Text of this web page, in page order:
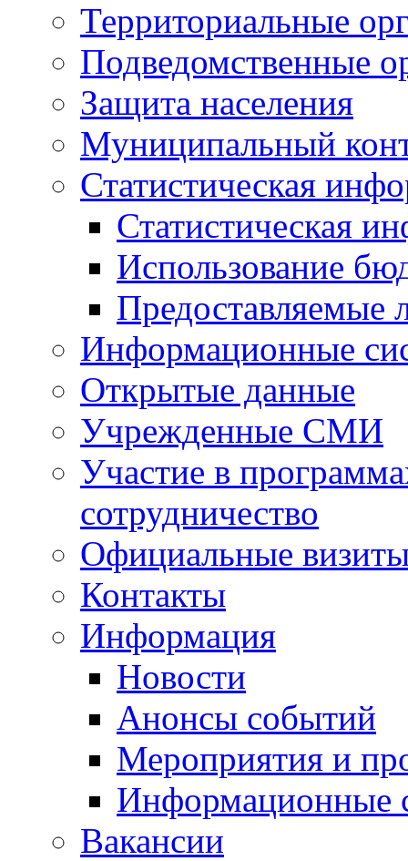
Территориальные
Подведомственные
Защита населения
Муниципальный
Статистическая
Статистическая
Использование
Предоставляемые
Информационные
Открытые данные
Учрежденные СМИ
Участие в
сотрудничество
Официальные
Контакты
Информация
Новости
Анонсы событий
Мероприятия и
Информационные
Вакансии